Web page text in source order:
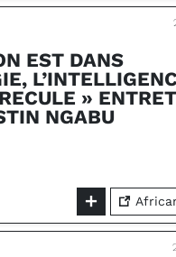
EST DANS
»
NGABU